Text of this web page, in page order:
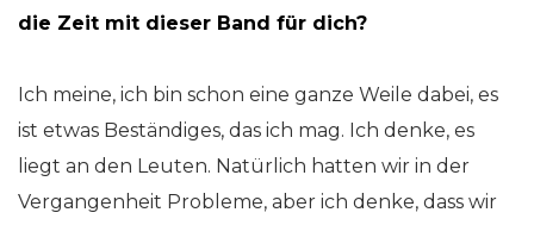
die Zeit mit dieser Band für dich?
Ich meine, ich bin schon eine ganze Weile dabei, es
ist etwas Beständiges, das ich mag. Ich denke, es
liegt an den Leuten. Natürlich hatten wir in der
Vergangenheit Probleme, aber ich denke, dass wir